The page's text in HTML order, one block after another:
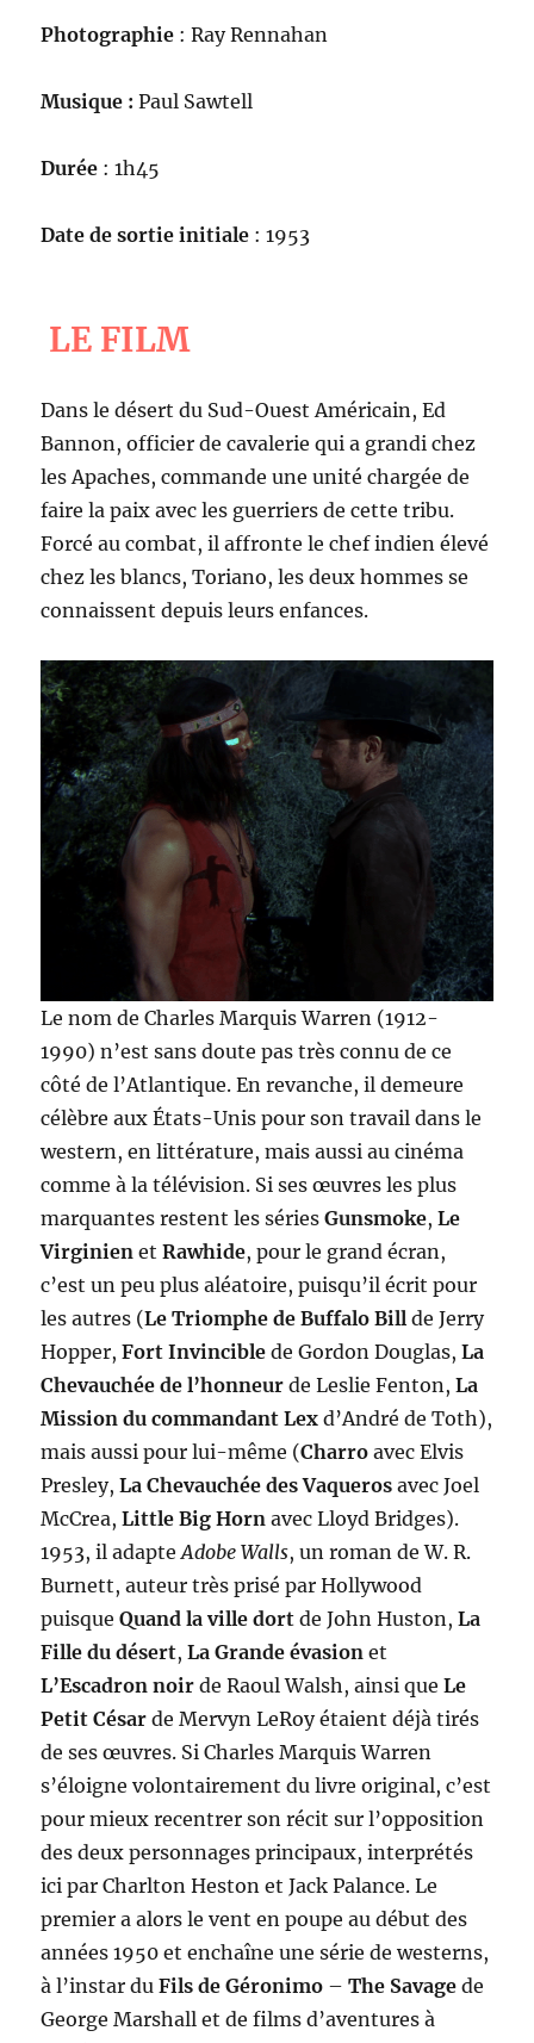
Photographie : Ray Rennahan
Musique : Paul Sawtell
Durée : 1h45
Date de sortie initiale : 1953
LE FILM
Dans le désert du Sud-Ouest Américain, Ed
Bannon, officier de cavalerie qui a grandi chez
les Apaches, commande une unité chargée de
faire la paix avec les guerriers de cette tribu.
Forcé au combat, il affronte le chef indien élevé
chez les blancs, Toriano, les deux hommes se
connaissent depuis leurs enfances.
Le nom de Charles Marquis Warren (1912-
1990) n’est sans doute pas très connu de ce
côté de l’Atlantique. En revanche, il demeure
célèbre aux États-Unis pour son travail dans le
western, en littérature, mais aussi au cinéma
comme à la télévision. Si ses œuvres les plus
marquantes restent les sériesGunsmoke,Le
Virginien etRawhide, pour le grand écran,
c’est un peu plus aléatoire, puisqu’il écrit pour
les autres (Le Triomphe de Buffalo Billde Jerry
Hopper,Fort Invincible de Gordon Douglas,La
Chevauchée de l’honneur de Leslie Fenton,La
Mission du commandant Lexd’André de Toth),
mais aussi pour lui-même (Charro avec Elvis
Presley, La Chevauchée des Vaqueros avec Joel
McCrea,Little Big Horn avec Lloyd Bridges).
1953, il adapte Adobe Walls, un roman de W. R.
Burnett, auteur très prisé par Hollywood
puisqueQuand la ville dort de John Huston,La
Fille du désert,La Grande évasion et
L’Escadron noir de Raoul Walsh, ainsi queLe
Petit César de Mervyn LeRoy étaient déjà tirés
de ses œuvres. Si Charles Marquis Warren
s’éloigne volontairement du livre original, c’est
pour mieux recentrer son récit sur l’opposition
des deux personnages principaux, interprétés
ici par Charlton Heston et Jack Palance. Le
premier a alors le vent en poupe au début des
années 1950 et enchaîne une série de westerns,
à l’instar duFils de Géronimo –The Savage de
George Marshall et de films d’aventures à